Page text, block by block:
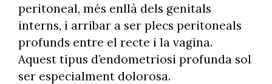
peritoneal, més enllà dels genitals
interns, i arribar a ser plecs peritoneals
profunds entre el recte i la vagina.
Aquest tipus d’endometriosi profunda sol
ser especialment dolorosa.